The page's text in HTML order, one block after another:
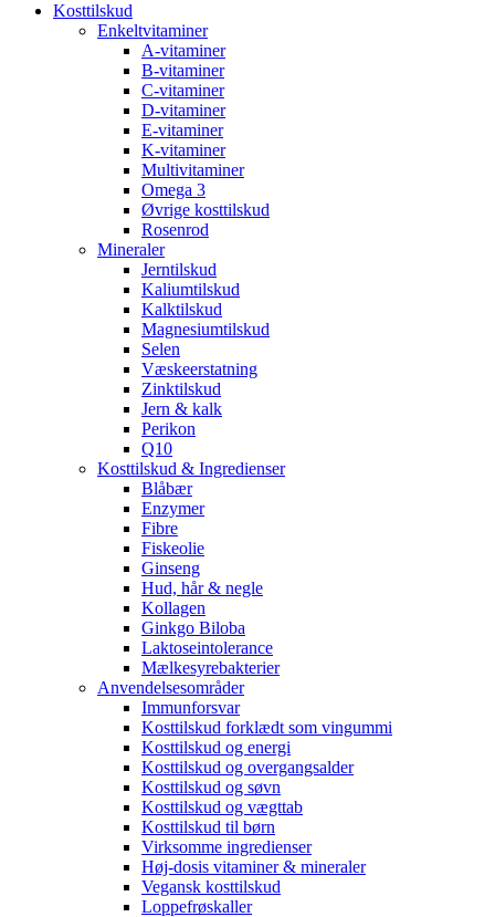
Kosttilskud
Enkeltvitaminer
A-vitaminer
B-vitaminer
C-vitaminer
D-vitaminer
E-vitaminer
K-vitaminer
Multivitaminer
Omega 3
Øvrige kosttilskud
Rosenrod
Mineraler
Jerntilskud
Kaliumtilskud
Kalktilskud
Magnesiumtilskud
Selen
Væskeerstatning
Zinktilskud
Jern & kalk
Perikon
Q10
Kosttilskud & Ingredienser
Blåbær
Enzymer
Fibre
Fiskeolie
Ginseng
Hud, hår & negle
Kollagen
Ginkgo Biloba
Laktoseintolerance
Mælkesyrebakterier
Anvendelsesområder
Immunforsvar
Kosttilskud forklædt som vingummi
Kosttilskud og energi
Kosttilskud og overgangsalder
Kosttilskud og søvn
Kosttilskud og vægttab
Kosttilskud til børn
Virksomme ingredienser
Høj-dosis vitaminer & mineraler
Vegansk kosttilskud
Loppefrøskaller